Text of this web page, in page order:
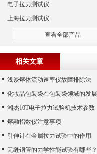
电子拉力测试仪
上海拉力测试仪
查看全部产品
相关文章
浅谈熔体流动速率仪故障排除法
化妆品包装袋在包装袋领域的发展
湘杰10T电子拉力试验机技术参数
熔融指数仪注意事项
引伸计在金属拉力试验中的作用
无缝钢管的力学性能试验有哪些？